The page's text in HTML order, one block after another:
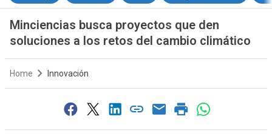
Minciencias busca proyectos que den
soluciones a los retos del cambio climático
Home Innovación